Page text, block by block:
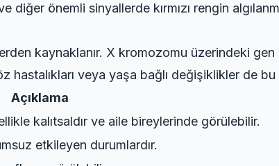
diğer önemli sinyallerde kırmızı rengin
kaynaklanır. X kromozomu üzerindeki
hastalıkları veya yaşa bağlı değişiklikler de bu
Açıklama
kalıtsaldır ve aile bireylerinde görülebilir.
etkileyen durumlardır.